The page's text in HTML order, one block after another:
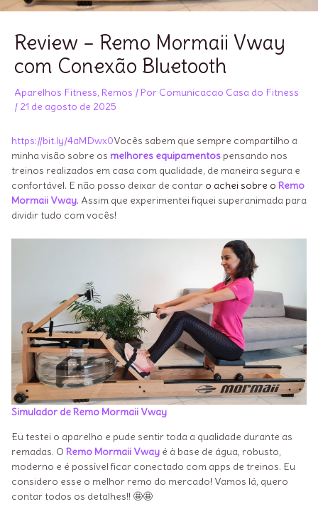
Review – Remo Mormaii Vway
com Conexão Bluetooth
Aparelhos Fitness, Remos / Por Comunicacao Casa do Fitness
/ 21 de agosto de 2025
https://bit.ly/4aMDwx0Vocês sabem que sempre compartilho a
minha visão sobre os melhores equipamentos pensando nos
treinos realizados em casa com qualidade, de maneira segura e
confortável. E não posso deixar de contar o achei sobre o Remo
Mormaii Vway. Assim que experimentei fiquei superanimada para
dividir tudo com vocês!
Simulador de Remo Mormaii Vway
Eu testei o aparelho e pude sentir toda a qualidade durante as
remadas. O Remo Mormaii Vway é à base de água, robusto,
moderno e é possível ficar conectado com apps de treinos. Eu
considero esse o melhor remo do mercado! Vamos lá, quero
contar todos os detalhes!! 🤩🤩